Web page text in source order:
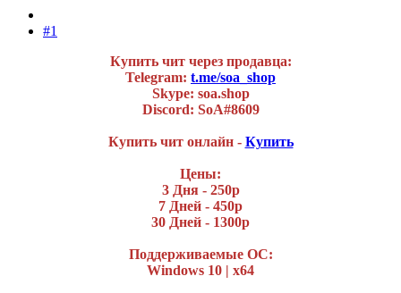
#1
Купить чит через продавца:
Telegram: t.me/soa_shop
Skype: soa.shop
Discord: SoA#8609
Купить чит онлайн - Купить
Цены:
3 Дня - 250р
7 Дней - 450р
30 Дней - 1300р
Поддерживаемые ОС:
Windows 10 | х64